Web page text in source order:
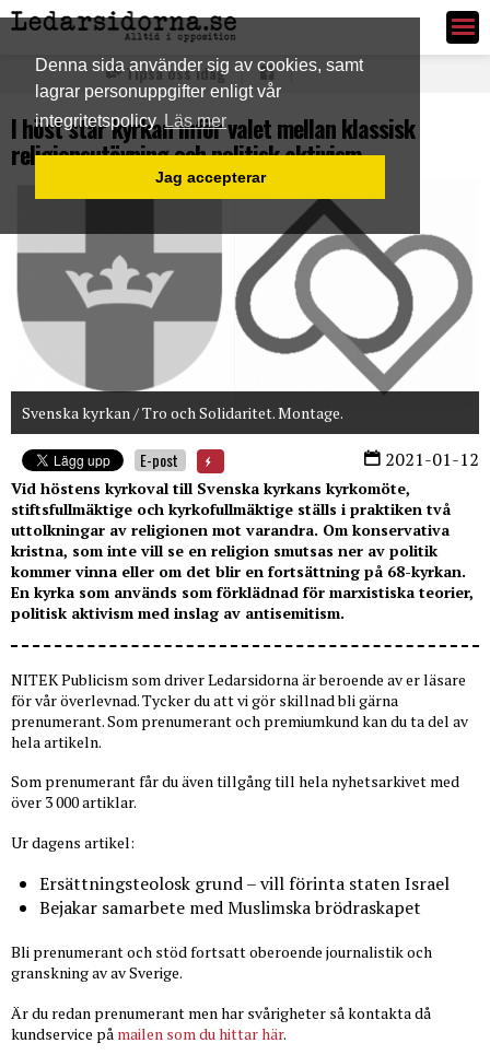
Denna sida använder sig av cookies, samt
lagrar personuppgifter enligt vår
integritetspolicy Läs mer
Jag accepterar
Ledarsidorna.se
Tipsa oss idag
I höst står kyrkan inför valet mellan klassisk
religionsutövning och politisk aktivism
Svenska kyrkan / Tro och Solidaritet. Montage.
2021-01-12
E-post
Vid höstens kyrkoval till Svenska kyrkans kyrkomöte,
stiftsfullmäktige och kyrkofullmäktige ställs i praktiken två
uttolkningar av religionen mot varandra. Om konservativa
kristna, som inte vill se en religion smutsas ner av politik
kommer vinna eller om det blir en fortsättning på 68-kyrkan.
En kyrka som används som förklädnad för marxistiska teorier,
politisk aktivism med inslag av antisemitism.
NITEK Publicism som driver Ledarsidorna är beroende av er läsare
för vår överlevnad. Tycker du att vi gör skillnad bli gärna
prenumerant. Som prenumerant och premiumkund kan du ta del av
hela artikeln.
Som prenumerant får du även tillgång till hela nyhetsarkivet med
över 3 000 artiklar.
Ur dagens artikel:
Ersättningsteolosk grund – vill förinta staten Israel
Bejakar samarbete med Muslimska brödraskapet
Bli prenumerant och stöd fortsatt oberoende journalistik och
granskning av av Sverige.
Är du redan prenumerant men har svårigheter så kontakta då
kundservice på mailen som du hittar här.